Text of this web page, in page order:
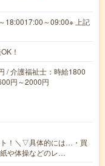
18:0017:00～09:00※ 上記
！
/ 介護福祉士：時給1800
円～2000円
ト！＼▽具体的には…・買
や体操などのレ…